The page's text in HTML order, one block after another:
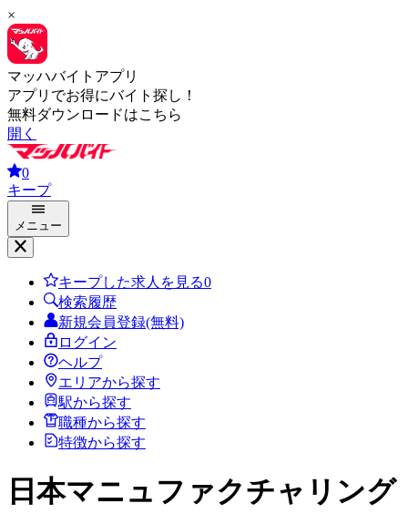
×
マッハバイトアプリ
アプリでお得にバイト探し！
無料ダウンロードはこちら
開く
0
キープ
メニュー
キープした求人を見る0
検索履歴
新規会員登録(無料)
ログイン
ヘルプ
エリアから探す
駅から探す
職種から探す
特徴から探す
日本マニュファクチャリング